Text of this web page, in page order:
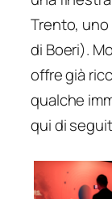
Trento,
di Boeri).
offre già
qualche
qui di